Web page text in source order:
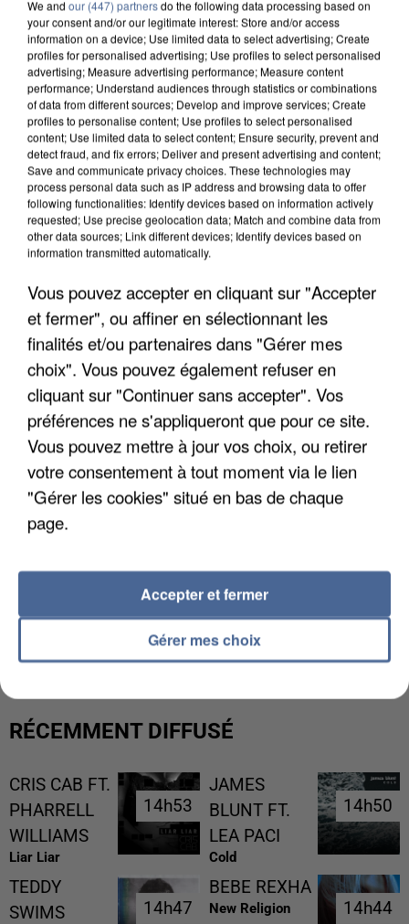
UN SECOND CADRE DE LA DZ MAFIA
INTERPELLÉ EN ALGÉRIE
UNE TOURISTE DE L’OISE EMPORTÉE PAR UNE
COULÉE DE BOUE EN HAUTE-SAVOIE
RÉCEMMENT DIFFUSÉ
CRIS CAB FT.
PHARRELL
WILLIAMS
Liar Liar
14h53
14h53
JAMES
BLUNT FT.
LEA PACI
Cold
14h50
14h50
TEDDY
SWIMS
14h47
14h47
BEBE REXHA
New Religion 14h44
14h44
We and our (447) partnersdo the following data processing based on
your consent and/or our legitimate interest: Store and/or access
information on a device; Use limited data to select advertising; Create
profiles for personalised advertising; Use profiles to select personalised
advertising; Measure advertising performance; Measure content
performance; Understand audiences through statistics or combinations
of data from different sources; Develop and improve services; Create
profiles to personalise content; Use profiles to select personalised
content; Use limited data to select content; Ensure security, prevent and
detect fraud, and fix errors; Deliver and present advertising and content;
Save and communicate privacy choices. These technologies may
process personal data such as IP address and browsing data to offer
following functionalities: Identify devices based on information actively
requested; Use precise geolocation data; Match and combine data from
other data sources; Link different devices; Identify devices based on
information transmitted automatically.
Vous pouvez accepter en cliquant sur "Accepter
et fermer", ou affiner en sélectionnant les
finalités et/ou partenaires dans "Gérer mes
choix". Vous pouvez également refuser en
cliquant sur "Continuer sans accepter". Vos
préférences ne s'appliqueront que pour ce site.
Vous pouvez mettre à jour vos choix, ou retirer
votre consentement à tout moment via le lien
"Gérer les cookies" situé en bas de chaque
page.
Gérer mes choix
Accepter et fermer